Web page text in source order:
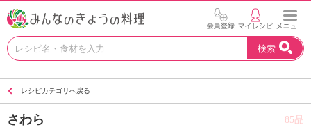
お
い
検索
レシピカテゴリへ戻る
さわら 85品